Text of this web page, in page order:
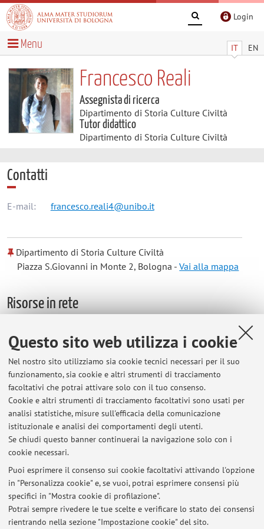
Questo sito web utilizza i cookie
Nel nostro sito utilizziamo sia cookie tecnici necessari per il suo
funzionamento, sia cookie e altri strumenti di tracciamento
facoltativi che potrai attivare solo con il tuo consenso.
Cookie e altri strumenti di tracciamento facoltativi sono usati per
analisi statistiche, misure sull'efficacia della comunicazione
istituzionale e analisi dei comportamenti degli utenti.
Se chiudi questo banner continuerai la navigazione solo con i
cookie necessari.
Puoi esprimere il consenso sui cookie facoltativi attivando l'opzione
in "Personalizza cookie" e, se vuoi, potrai esprimere consensi più
specifici in "Mostra cookie di profilazione".
Potrai sempre rivedere le tue scelte e verificare lo stato dei consensi
rientrando nella sezione "Impostazione cookie" del sito.
Login
IT EN
Menu
Francesco Reali
Assegnista di ricerca
Dipartimento di Storia Culture Civiltà
Tutor didattico
Dipartimento di Storia Culture Civiltà
Contatti
E-mail: francesco.reali4@unibo.it
Dipartimento di Storia Culture Civiltà
Piazza S.Giovanni in Monte 2, Bologna -Vai alla mappa
Risorse in rete
ORCID
Orario di ricevimento
Fino al 16 dicembre 2025: Martedì dalle 14 alle 15, oppure
su appuntamento (sia in presenza sia via Teams)
Via Zamboni 38, Sezione di Storia antica (2o piano)
Ultimi avvisi
Al momento non sono presenti avvisi.